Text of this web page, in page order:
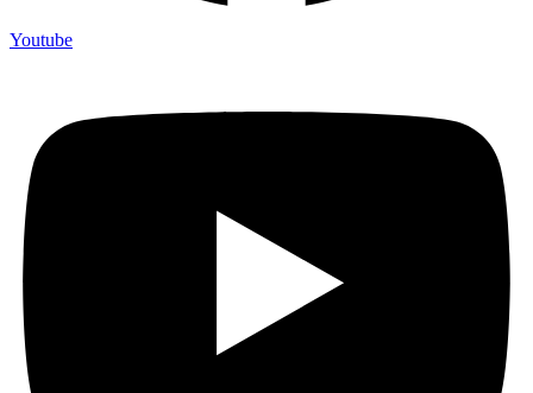
Youtube